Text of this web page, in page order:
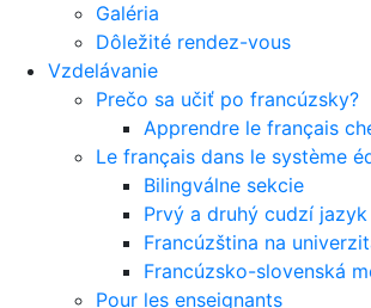
Galéria
Dôležité rendez-vous
Vzdelávanie
Prečo sa učiť po francúzsky?
Apprendre le français
Le français dans le système
Bilingválne sekcie
Prvý a druhý cudzí jazyk
Francúzština na
Francúzsko-slovenská
Pour les enseignants